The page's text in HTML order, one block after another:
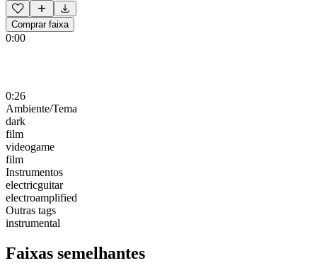
Comprar faixa
0:00
0:26
Ambiente/Tema
dark
film
videogame
film
Instrumentos
electricguitar
electroamplified
Outras tags
instrumental
Faixas semelhantes